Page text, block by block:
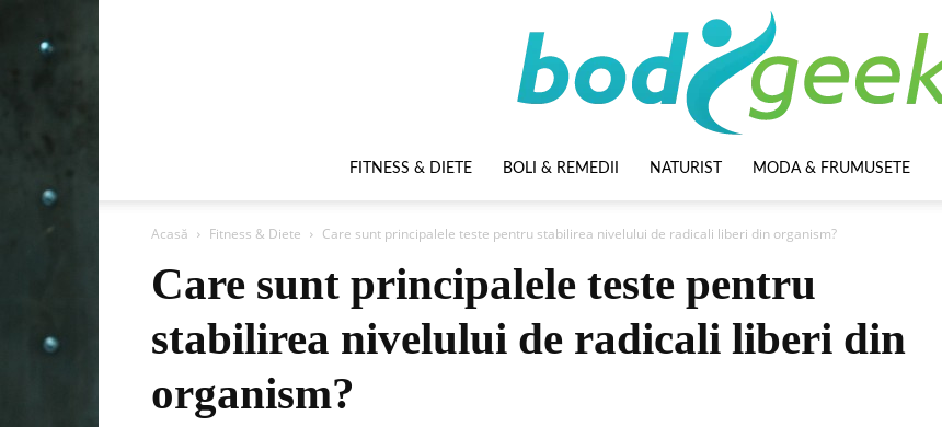
FITNESS & DIETE BOLI & REMEDII NATURIST MODA & FRUMUSETE
Acasă Fitness & Diete Care sunt principalele teste pentru stabilirea nivelului de radicali liberi din organism?
Care sunt principalele teste pentru
stabilirea nivelului de radicali liberi din
organism?